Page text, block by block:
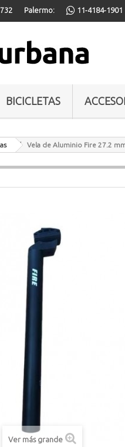
Palermo: 11-4184-1901
BICICLETAS
Vela de Aluminio Fire 27.2
Ver más grande